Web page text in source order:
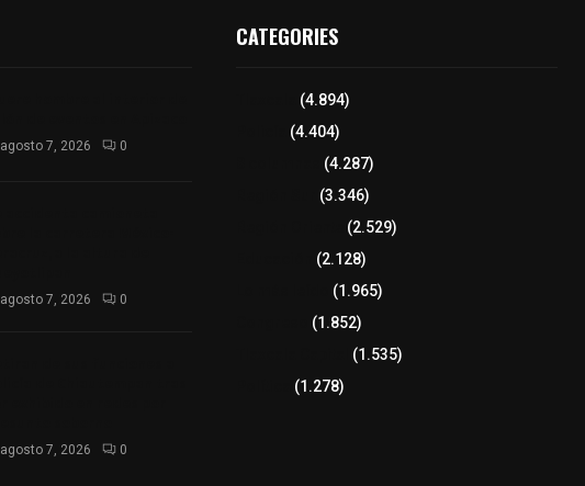
agosto 7, 2026 0
agosto 7, 2026 0
agosto 7, 2026 0
CATEGORIES
(4.894)
(4.404)
(4.287)
(3.346)
(2.529)
(2.128)
(1.965)
(1.852)
(1.535)
(1.278)